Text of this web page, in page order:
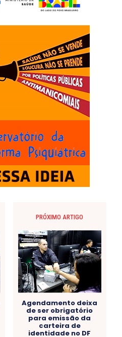
PRÓXIMO ARTIGO
Agendamento deixa
de ser obrigatório
para emissão da
carteira de
identidade no DF